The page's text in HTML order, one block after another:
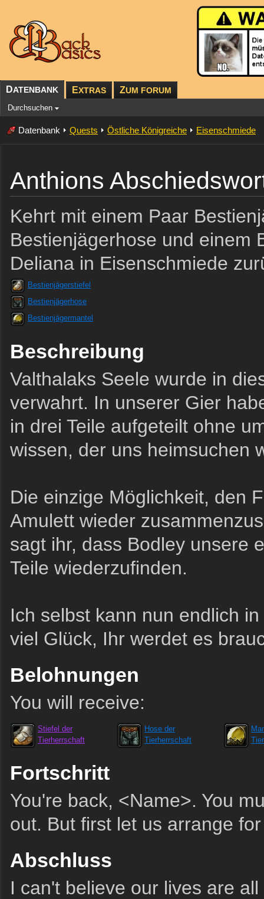
DATENBANK EXTRAS ZUM FORUM
Durchsuchen
Datenbank Quests Östliche Königreiche Eisenschmiede
Anthions
Kehrt mit einem Paar
Bestienjägerhose und einem
Deliana in Eisenschmiede
Bestienjägerstiefel
Bestienjägerhose
Bestienjägermantel
Beschreibung
Valthalaks Seele wurde in
verwahrt. In unserer Gier
in drei Teile aufgeteilt ohne
wissen, der uns heimsuchen
Die einzige Möglichkeit, den
Amulett wieder
sagt ihr, dass Bodley unsere
Teile wiederzufinden.
Ich selbst kann nun endlich
viel Glück, Ihr werdet es
Belohnungen
You will receive:
Stiefel der
Tierherrschaft
Hose der
Tierherrschaft
Fortschritt
You're back, <Name>. You
out. But first let us arrange
Abschluss
I can't believe our lives are